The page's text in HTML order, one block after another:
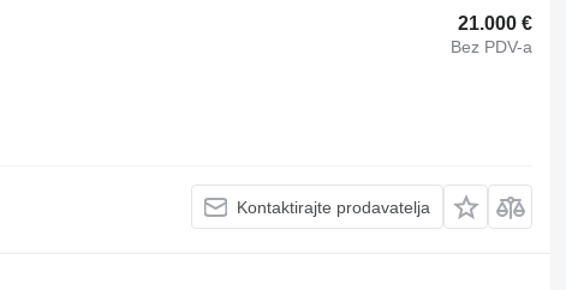
21.000 €
Bez PDV-a
Kontaktirajte prodavatelja